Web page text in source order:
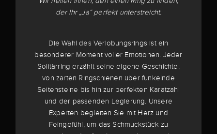
der Ihr „Ja“ perfekt unterstreicht.
Die Wahl des Verlobungsrings ist ein
besonderer Moment voller Emotionen. Jeder
Solitärring erzählt seine eigene Geschichte:
von zarten Ringschienen über funkelnde
Seitensteine bis hin zur perfekten Karatzahl
und der passenden Legierung. Unsere
Experten begleiten Sie mit Herz und
Feingefühl, um das Schmuckstück zu